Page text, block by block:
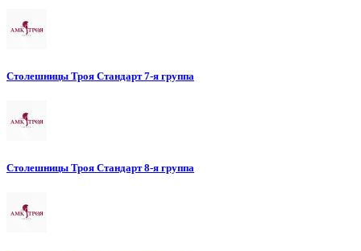
Столешницы Троя Стандарт 7-я группа
Столешницы Троя Стандарт 8-я группа